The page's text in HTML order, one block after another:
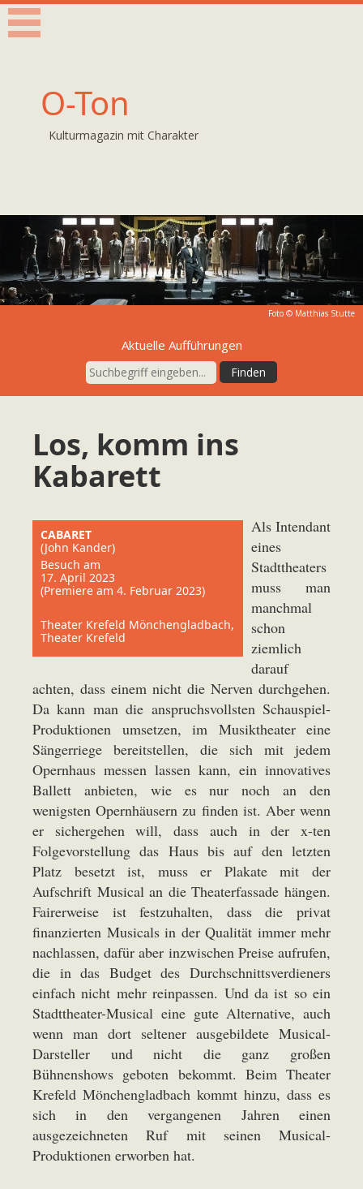
O-Ton
Kulturmagazin mit Charakter
Foto © Matthias Stutte
Aktuelle Aufführungen
Los, komm ins
Kabarett
CABARET
(John Kander)
Besuch am
17. April 2023
(Premiere am 4. Februar 2023)
Theater Krefeld Mönchengladbach,
Theater Krefeld
Als Intendant
eines
Stadttheaters
muss man
manchmal
schon
ziemlich
darauf
achten, dass einem nicht die Nerven durchgehen.
Da kann man die anspruchsvollsten Schauspiel-
Produktionen umsetzen, im Musiktheater eine
Sängerriege bereitstellen, die sich mit jedem
Opernhaus messen lassen kann, ein innovatives
Ballett anbieten, wie es nur noch an den
wenigsten Opernhäusern zu finden ist. Aber wenn
er sichergehen will, dass auch in der x-ten
Folgevorstellung das Haus bis auf den letzten
Platz besetzt ist, muss er Plakate mit der
Aufschrift Musical an die Theaterfassade hängen.
Fairerweise ist festzuhalten, dass die privat
finanzierten Musicals in der Qualität immer mehr
nachlassen, dafür aber inzwischen Preise aufrufen,
die in das Budget des Durchschnittsverdieners
einfach nicht mehr reinpassen. Und da ist so ein
Stadttheater-Musical eine gute Alternative, auch
wenn man dort seltener ausgebildete Musical-
Darsteller und nicht die ganz großen
Bühnenshows geboten bekommt. Beim Theater
Krefeld Mönchengladbach kommt hinzu, dass es
sich in den vergangenen Jahren einen
ausgezeichneten Ruf mit seinen Musical-
Produktionen erworben hat.